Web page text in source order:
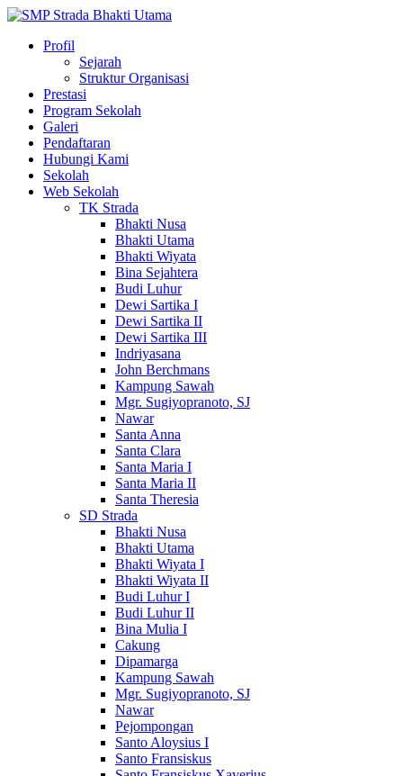
Profil
Sejarah
Struktur Organisasi
Prestasi
Program Sekolah
Galeri
Pendaftaran
Hubungi Kami
Sekolah
Web Sekolah
TK Strada
Bhakti Nusa
Bhakti Utama
Bhakti Wiyata
Bina Sejahtera
Budi Luhur
Dewi Sartika I
Dewi Sartika II
Dewi Sartika III
Indriyasana
John Berchmans
Kampung Sawah
Mgr. Sugiyopranoto, SJ
Nawar
Santa Anna
Santa Clara
Santa Maria I
Santa Maria II
Santa Theresia
SD Strada
Bhakti Nusa
Bhakti Utama
Bhakti Wiyata I
Bhakti Wiyata II
Budi Luhur I
Budi Luhur II
Bina Mulia I
Cakung
Dipamarga
Kampung Sawah
Mgr. Sugiyopranoto, SJ
Nawar
Pejompongan
Santo Aloysius I
Santo Fransiskus